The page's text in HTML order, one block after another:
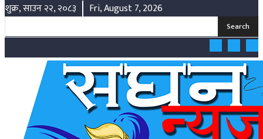
शुक्र, साउन २२, २०८३ Fri, August 7, 2026
Search